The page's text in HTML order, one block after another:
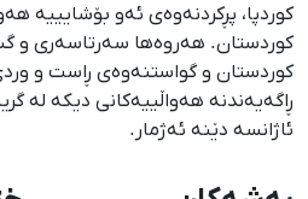
كوردپا، پڕكردنەوەی ئەو بۆشایییە
كوردستان. هەروەها سەرتاسەری و
كوردستان و گواستنەوەی ڕاست و
ڕاگەیەندنە هەواڵییەكانی دیكە لە
ئاژانسە دێنە ئەژمار.